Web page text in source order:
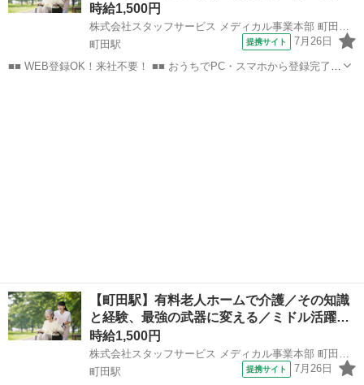
時給1,500円
町田駅
提携サイト 7月26日
■■ WEB登録OK！来社不要！ ■■ おうちでPC・スマホから登録完了！
【町田駅】有料老人ホームで介護／その知識
と経験、最強の武器に変える／ミドル活躍…
時給1,500円
町田駅
提携サイト 7月26日